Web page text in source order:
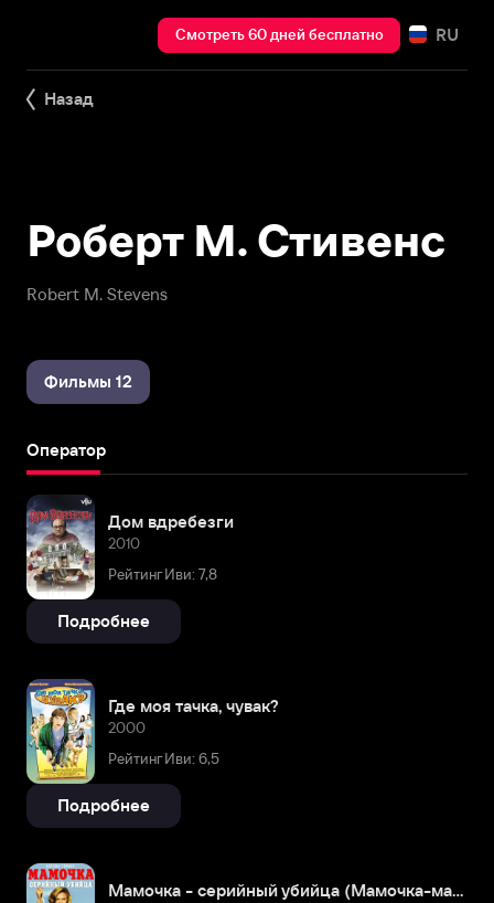
Смотреть 60 дней бесплатно RU
Назад
Robert M. Stevens
Роберт М. Стивенс
Фильмы 12
Оператор
Дом вдребезги
2010
Рейтинг Иви: 7,8
Подробнее
Где моя тачка, чувак?
2000
Рейтинг Иви: 6,5
Подробнее
Мамочка - серийный убийца (Мамочка-маньячка-убийца)